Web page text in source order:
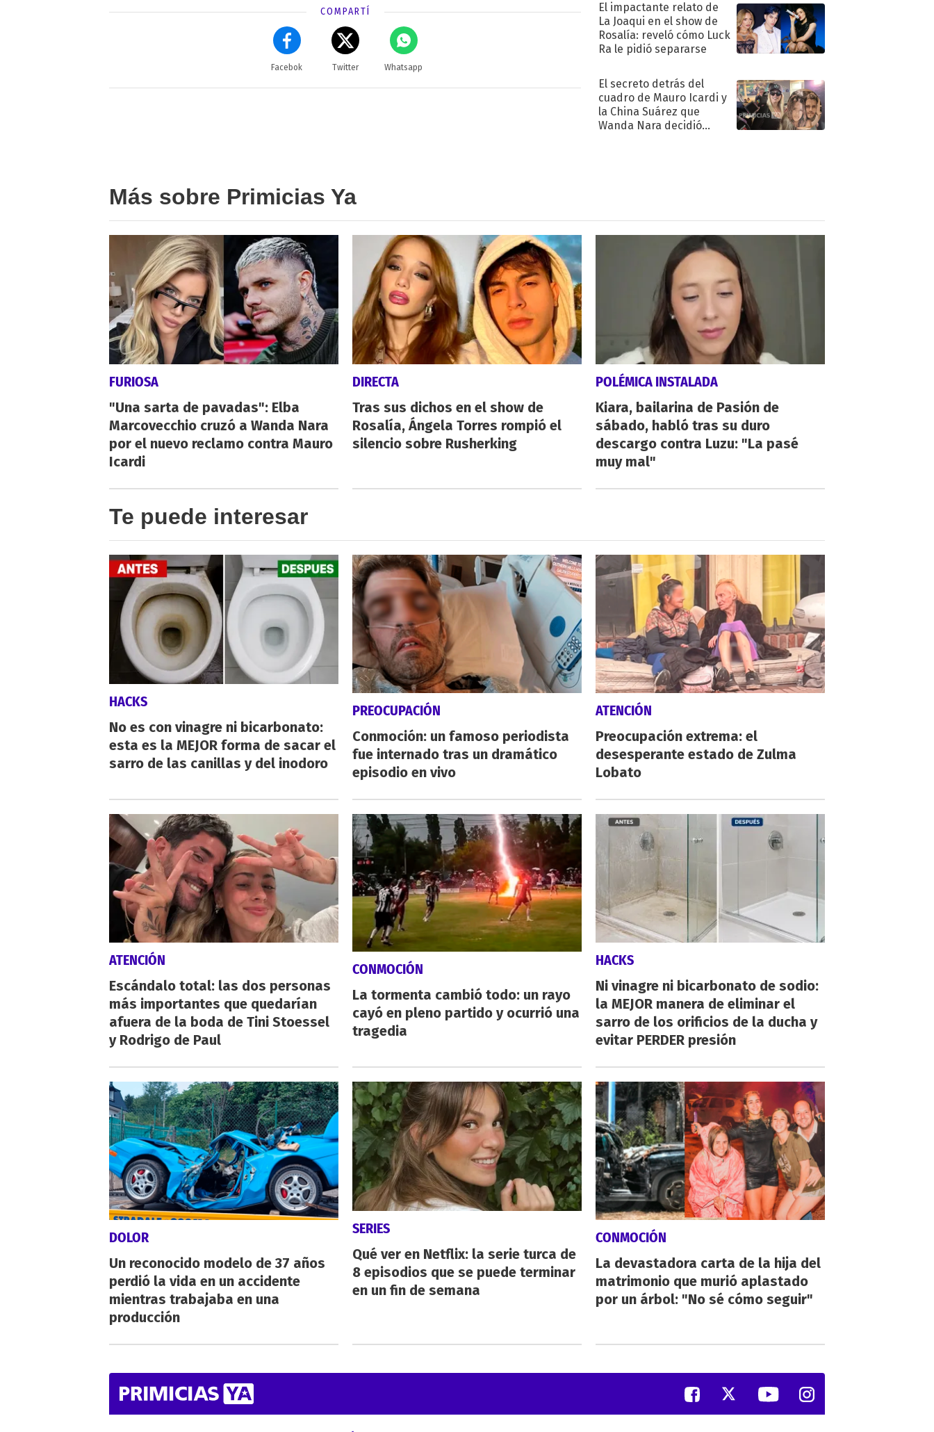
COMPARTÍ
Facebok Twitter Whatsapp
El impactante relato de
La Joaqui en el show de
Rosalía: reveló cómo Luck
Ra le pidió separarse
El secreto detrás del
cuadro de Mauro Icardi y
la China Suárez que
Wanda Nara decidió
Más sobre Primicias Ya
FURIOSA
"Una sarta de pavadas": Elba
Marcovecchio cruzó a Wanda Nara
por el nuevo reclamo contra Mauro
Icardi
DIRECTA
Tras sus dichos en el show de
Rosalía, Ángela Torres rompió el
silencio sobre Rusherking
POLÉMICA INSTALADA
Kiara, bailarina de Pasión de
sábado, habló tras su duro
descargo contra Luzu: "La pasé
muy mal"
Te puede interesar
HACKS
No es con vinagre ni bicarbonato:
esta es la MEJOR forma de sacar el
sarro de las canillas y del inodoro
PREOCUPACIÓN
Conmoción: un famoso periodista
fue internado tras un dramático
episodio en vivo
ATENCIÓN
Preocupación extrema: el
desesperante estado de Zulma
Lobato
ATENCIÓN
Escándalo total: las dos personas
más importantes que quedarían
afuera de la boda de Tini Stoessel
y Rodrigo de Paul
CONMOCIÓN
La tormenta cambió todo: un rayo
cayó en pleno partido y ocurrió una
tragedia
HACKS
Ni vinagre ni bicarbonato de sodio:
la MEJOR manera de eliminar el
sarro de los orificios de la ducha y
evitar PERDER presión
DOLOR
Un reconocido modelo de 37 años
perdió la vida en un accidente
mientras trabajaba en una
producción
SERIES
Qué ver en Netflix: la serie turca de
8 episodios que se puede terminar
en un fin de semana
CONMOCIÓN
La devastadora carta de la hija del
matrimonio que murió aplastado
por un árbol: "No sé cómo seguir"